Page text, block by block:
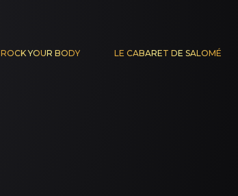
ROCK YOUR BODY LE CABARET DE SALOMÉ